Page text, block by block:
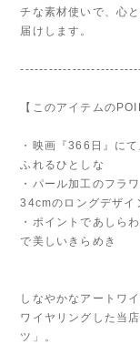
チな素材使いで、心
届けします。
【このアイテムの
・映画『366日』に
ふれるひとしな
・パール加工のフラ
34cmのロングデザイ
・ポイントであしら
で美しいきらめき
しなやかなアートワ
ワイヤリングした当
ツ」。